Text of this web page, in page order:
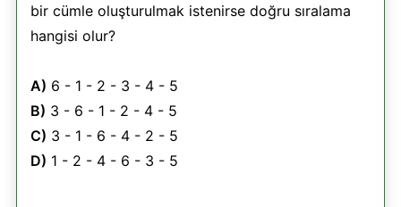
bir cümle oluşturulmak istenirse doğru sıralama
hangisi olur?
A) 6 - 1 - 2 - 3 - 4 - 5
B) 3 - 6 - 1 - 2 - 4 - 5
C) 3 - 1 - 6 - 4 - 2 - 5
D) 1 - 2 - 4 - 6 - 3 - 5